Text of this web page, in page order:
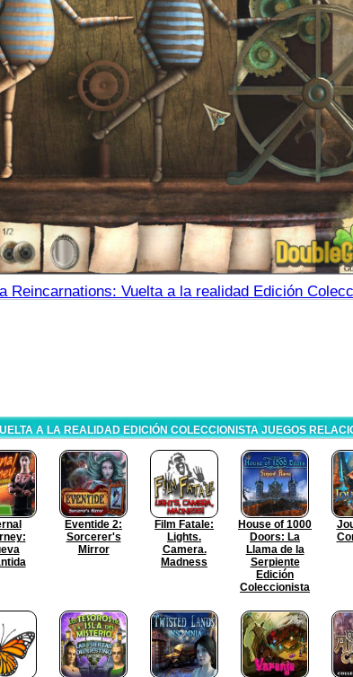
Reincarnations: Vuelta a la realidad Edición
A LA REALIDAD EDICIÓN COLECCIONISTA JUEGOS
Eventide 2:
Sorcerer's
Mirror
Film Fatale:
Lights.
Camera.
Madness
House of 1000
Doors: La
Llama de la
Serpiente
Edición
Coleccionista